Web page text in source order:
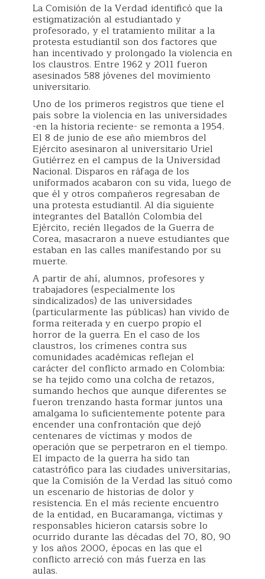
La Comisión de la Verdad identificó que la
estigmatización al estudiantado y
profesorado, y el tratamiento militar a la
protesta estudiantil son dos factores que
han incentivado y prolongado la violencia en
los claustros. Entre 1962 y 2011 fueron
asesinados 588 jóvenes del movimiento
universitario.
Uno de los primeros registros que tiene el
país sobre la violencia en las universidades
-en la historia reciente- se remonta a 1954.
El 8 de junio de ese año miembros del
Ejército asesinaron al universitario Uriel
Gutiérrez en el campus de la Universidad
Nacional. Disparos en ráfaga de los
uniformados acabaron con su vida, luego de
que él y otros compañeros regresaban de
una protesta estudiantil. Al día siguiente
integrantes del Batallón Colombia del
Ejército, recién llegados de la Guerra de
Corea, masacraron a nueve estudiantes que
estaban en las calles manifestando por su
muerte.
A partir de ahí, alumnos, profesores y
trabajadores (especialmente los
sindicalizados) de las universidades
(particularmente las públicas) han vivido de
forma reiterada y en cuerpo propio el
horror de la guerra. En el caso de los
claustros, los crímenes contra sus
comunidades académicas reflejan el
carácter del conflicto armado en Colombia:
se ha tejido como una colcha de retazos,
sumando hechos que aunque diferentes se
fueron trenzando hasta formar juntos una
amalgama lo suficientemente potente para
encender una confrontación que dejó
centenares de víctimas y modos de
operación que se perpetraron en el tiempo.
El impacto de la guerra ha sido tan
catastrófico para las ciudades universitarias,
que la Comisión de la Verdad las situó como
un escenario de historias de dolor y
resistencia. En el más reciente encuentro
de la entidad, en Bucaramanga, víctimas y
responsables hicieron catarsis sobre lo
ocurrido durante las décadas del 70, 80, 90
y los años 2000, épocas en las que el
conflicto arreció con más fuerza en las
aulas.